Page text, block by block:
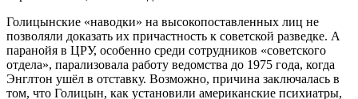
Голицынские «наводки» на высокопоставленных лиц не
позволяли доказать их причастность к советской разведке. А
паранойя в ЦРУ, особенно среди сотрудников «советского
отдела», парализовала работу ведомства до 1975 года, когда
Энглтон ушёл в отставку. Возможно, причина заключалась в
том, что Голицын, как установили американские психиатры,